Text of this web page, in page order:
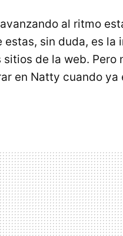
al ritmo
sin duda, es la
de la web. Pero
en Natty cuando